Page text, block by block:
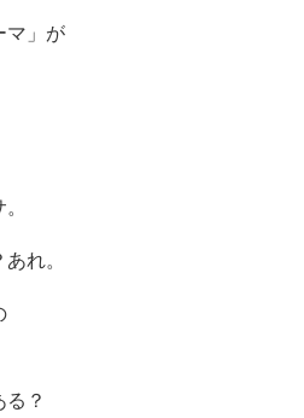
マ」が
れ。
？